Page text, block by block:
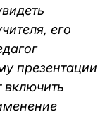
его
презентации
включить